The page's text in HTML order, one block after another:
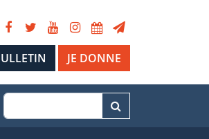
JE DONNE